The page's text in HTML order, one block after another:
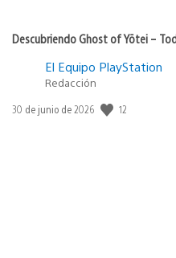
Descubriendo Ghost of Yōtei –
El Equipo PlayStation
Redacción
Fecha
30 de junio de 2026 12